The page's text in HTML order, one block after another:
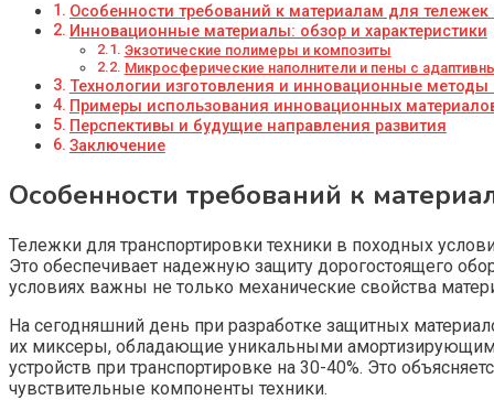
Особенности требований к материалам для
Инновационные материалы: обзор и характеристики
Экзотические полимеры и композиты
Микросферические наполнители и пены с
Технологии изготовления и инновационные методы
Примеры использования инновационных
Перспективы и будущие направления развития
Заключение
Особенности требований к
Тележки для транспортировки техники в походных
Это обеспечивает надежную защиту дорогостоящего
условиях важны не только механические свойства
На сегодняшний день при разработке защитных
их миксеры, обладающие уникальными
устройств при транспортировке на 30-40%. Это
чувствительные компоненты техники.